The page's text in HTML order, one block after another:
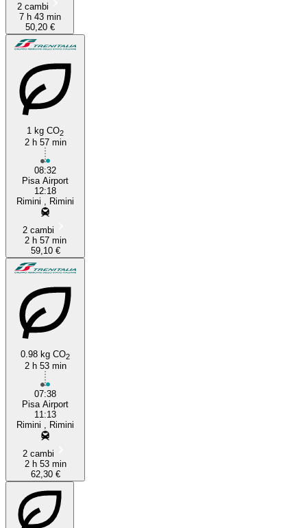
2 cambi
7 h 43 min
50,20 €
1 kg CO2
2 h 57 min
08:32
Pisa Airport
12:18
Rimini , Rimini
2 cambi
2 h 57 min
59,10 €
0.98 kg CO2
2 h 53 min
07:38
Pisa Airport
11:13
Rimini , Rimini
2 cambi
2 h 53 min
62,30 €